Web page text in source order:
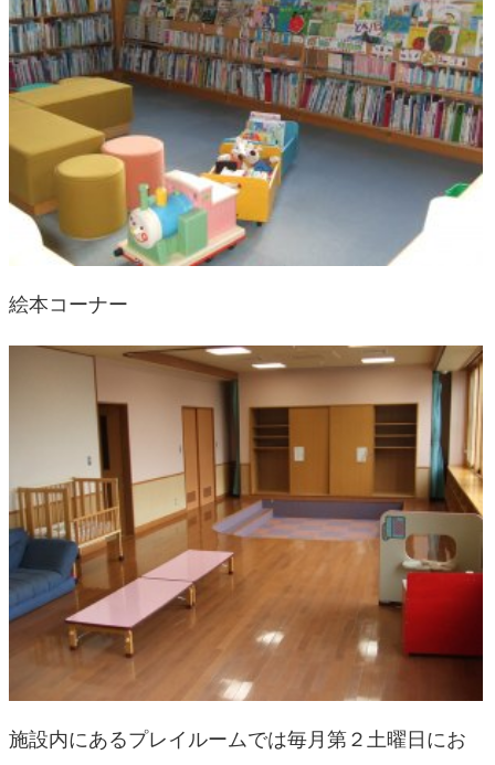
絵本コーナー
施設内にあるプレイルームでは毎月第２土曜日にお